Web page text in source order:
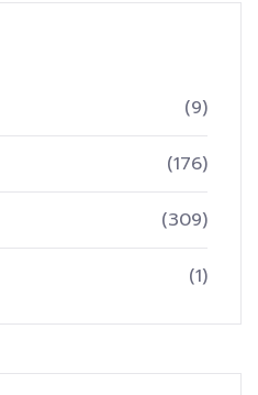
(9)
(176)
(309)
(1)